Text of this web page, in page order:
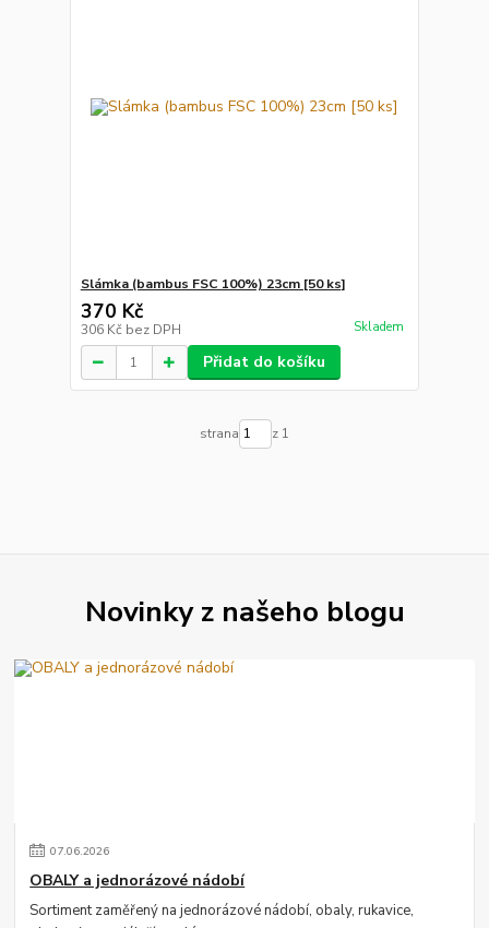
Slámka (bambus FSC 100%) 23cm [50 ks]
370 Kč
306 Kč bez DPH Skladem
Přidat do košíku
strana z 1
Novinky z našeho blogu
07.06.2026
OBALY a jednorázové nádobí
Sortiment zaměřený na jednorázové nádobí, obaly, rukavice,